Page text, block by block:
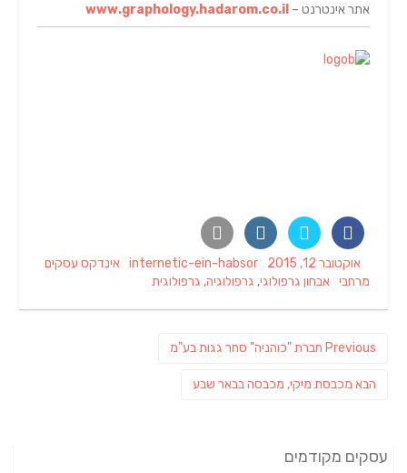
אתר אינטרנט – www.graphology.hadarom.co.il
Posted
on
אוקטובר 12, 2015 Author
internetic-ein-habsor
Categories
אינדקס עסקים
מרחבי
Tags
אבחון גרפולוגי, גרפולוגיה, גרפולוגית
Previous
Previous
חברת "כוהניה" סחר גגות בע"מ
הבא פוסט
מכבסת מיקי, מכבסה בבאר שבע
עסקים מקודמים